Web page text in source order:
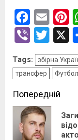
Viber X
Tags: збірна
трансфер
Футбол
Post
Попередній